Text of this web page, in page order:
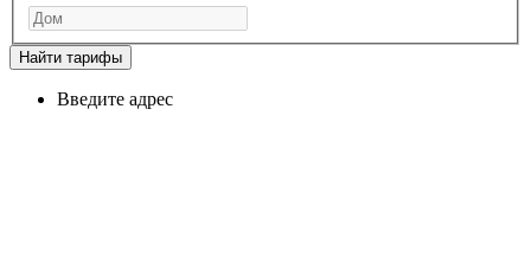
Найти тарифы
Введите адрес